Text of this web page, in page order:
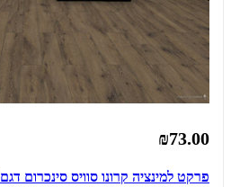
₪73.00
פרקט למינציה קרונו סוויס סינכרום דגם 3917